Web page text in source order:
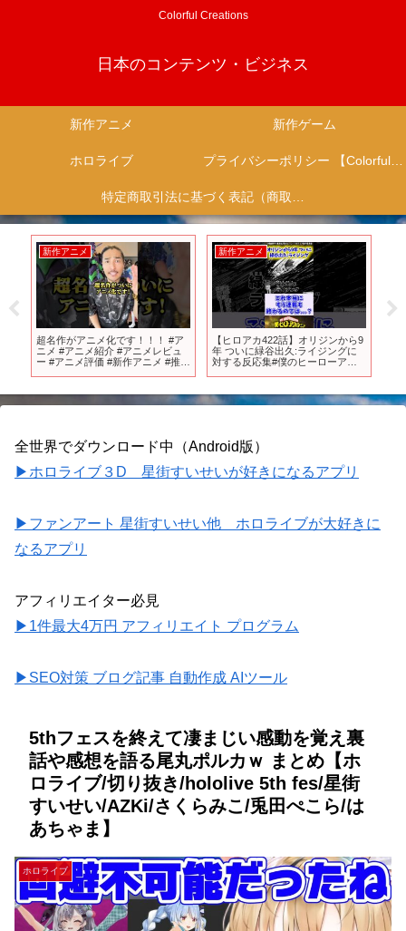
Colorful Creations
日本のコンテンツ・ビジネス
新作アニメ 新作ゲーム
ホロライブ プライバシーポリシー 【Colorful Creation】
特定商取引法に基づく表記（商取引に関する開示）
新作アニメ
超名作がアニメ化です！！！ #ア
ニメ #アニメ紹介 #アニメレビュ
ー #アニメ評価 #新作アニメ #推薦
新作アニメ
【ヒロアカ422話】オリジンから9
年 ついに緑谷出久:ライジングに
対する反応集#僕のヒーローアカ
全世界でダウンロード中（Android版）
▶ホロライブ３D 星街すいせいが好きになるアプリ
▶ファンアート 星街すいせい他 ホロライブが大好きに
なるアプリ
アフィリエイター必見
▶1件最大4万円 アフィリエイト プログラム
▶SEO対策 ブログ記事 自動作成 AIツール
5thフェスを終えて凄まじい感動を覚え裏
話や感想を語る尾丸ポルカｗ まとめ【ホ
ロライブ/切り抜き/hololive 5th fes/星街
すいせい/AZKi/さくらみこ/兎田ぺこら/は
あちゃま】
ホロライブ